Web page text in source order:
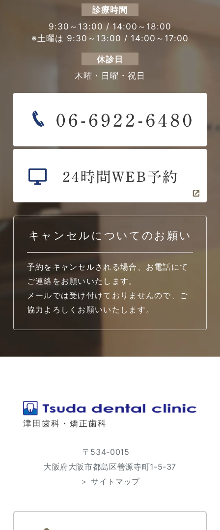
診療時間
9:30～13:00 / 14:00～18:00
※土曜は 9:30～13:00 / 14:00～17:00
休診日
木曜・日曜・祝日
キャンセルについてのお願い
予約をキャンセルされる場合、お電話にて
ご連絡をお願いいたします。
メールでは受け付けておりませんので、ご
協力よろしくお願いいたします。
津田歯科・矯正歯科
〒534-0015
大阪府大阪市都島区善源寺町1-5-37
＞ サイトマップ